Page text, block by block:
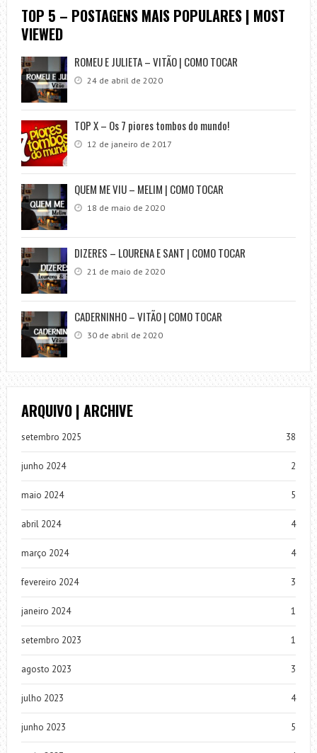
TOP 5 – POSTAGENS MAIS POPULARES | MOST
VIEWED
ROMEU E JULIETA – VITÃO | COMO TOCAR
24 de abril de 2020
TOP X – Os 7 piores tombos do mundo!
12 de janeiro de 2017
QUEM ME VIU – MELIM | COMO TOCAR
18 de maio de 2020
DIZERES – LOURENA E SANT | COMO TOCAR
21 de maio de 2020
CADERNINHO – VITÃO | COMO TOCAR
30 de abril de 2020
ARQUIVO | ARCHIVE
setembro 2025 38
junho 2024 2
maio 2024 5
abril 2024 4
março 2024 4
fevereiro 2024 3
janeiro 2024 1
setembro 2023 1
agosto 2023 3
julho 2023 4
junho 2023 5